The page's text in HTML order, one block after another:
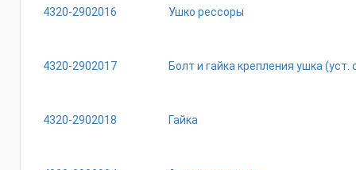
4320-2902016 Ушко рессоры
4320-2902017 Болт и гайка крепления ушка (уст.
4320-2902018 Гайка